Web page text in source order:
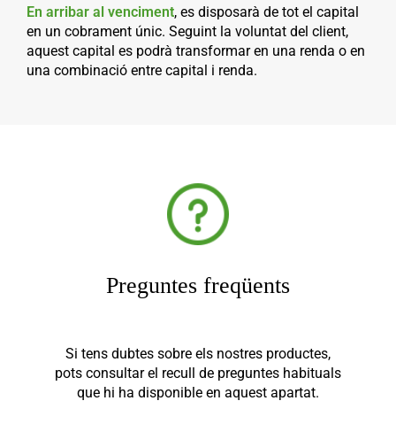
En arribar al venciment, es disposarà de tot el capital
en un cobrament únic. Seguint la voluntat del client,
aquest capital es podrà transformar en una renda o en
una combinació entre capital i renda.
Preguntes freqüents
Si tens dubtes sobre els nostres productes,
pots consultar el recull de preguntes habituals
que hi ha disponible en aquest apartat.